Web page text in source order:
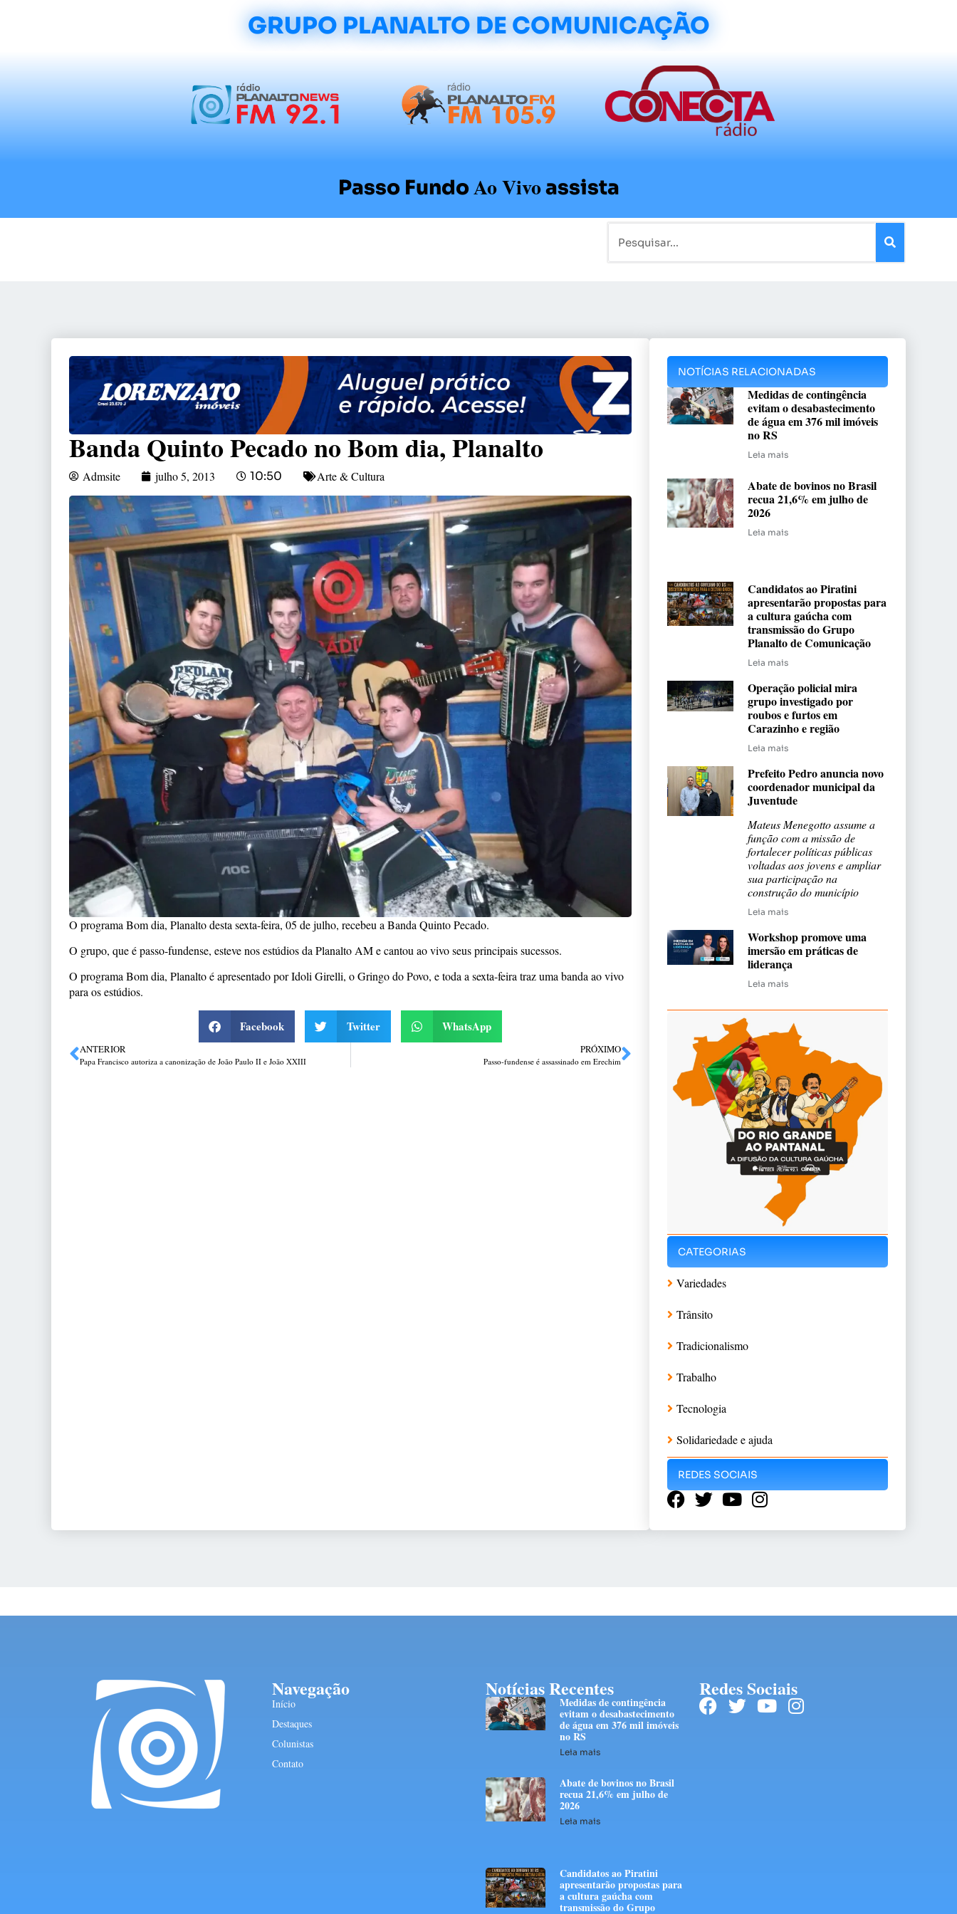
GRUPO PLANALTO DE COMUNICAÇÃO
Passo FundoAo Vivoassista
Banda Quinto Pecado no Bom dia, Planalto
Admsite julho 5, 2013 10:50 Arte & Cultura
O programa Bom dia, Planalto desta sexta-feira, 05 de julho, recebeu a Banda Quinto Pecado.
O grupo, que é passo-fundense, esteve nos estúdios da Planalto AM e cantou ao vivo seus principais sucessos.
O programa Bom dia, Planalto é apresentado por Idoli Girelli, o Gringo do Povo, e toda a sexta-feira traz uma banda ao vivo
para os estúdios.
Facebook Twitter WhatsApp
ANTERIOR
Papa Francisco autoriza a canonização de João Paulo II e João XXIII
PRÓXIMO
Passo-fundense é assassinado em Erechim
NOTÍCIAS RELACIONADAS
Medidas de contingência
evitam o desabastecimento
de água em 376 mil imóveis
no RS
Leia mais
Abate de bovinos no Brasil
recua 21,6% em julho de
2026
Leia mais
Candidatos ao Piratini
apresentarão propostas para
a cultura gaúcha com
transmissão do Grupo
Planalto de Comunicação
Leia mais
Operação policial mira
grupo investigado por
roubos e furtos em
Carazinho e região
Leia mais
Prefeito Pedro anuncia novo
coordenador municipal da
Juventude
Mateus Menegotto assume a
função com a missão de
fortalecer políticas públicas
voltadas aos jovens e ampliar
sua participação na
construção do município
Leia mais
Workshop promove uma
imersão em práticas de
liderança
Leia mais
CATEGORIAS
Variedades
Trânsito
Tradicionalismo
Trabalho
Tecnologia
Solidariedade e ajuda
REDES SOCIAIS
Navegação
Início
Destaques
Colunistas
Contato
Notícias Recentes
Medidas de contingência
evitam o desabastecimento
de água em 376 mil imóveis
no RS
Leia mais
Abate de bovinos no Brasil
recua 21,6% em julho de
2026
Leia mais
Candidatos ao Piratini
apresentarão propostas para
a cultura gaúcha com
transmissão do Grupo
Redes Sociais